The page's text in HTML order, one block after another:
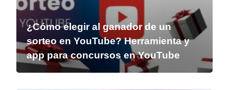
¿Cómo elegir al ganador de un
sorteo en YouTube? Herramienta y
app para concursos en YouTube